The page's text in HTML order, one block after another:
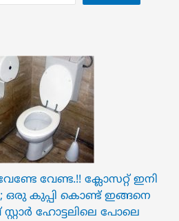
വേണ്ട.!! ക്ലോസറ്റ് ഇനി
ഒരു കുപ്പി കൊണ്ട് ഇങ്ങനെ
ഹോട്ടലിലെ പോലെ